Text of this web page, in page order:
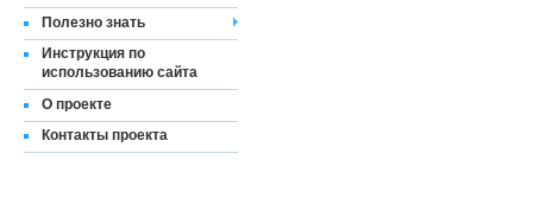
Полезно знать
Инструкция по
использованию сайта
О проекте
Контакты проекта